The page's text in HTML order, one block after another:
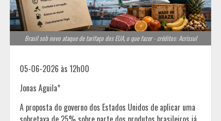
Brasil sob novo ataque de tarifaço dos EUA, o que fazer - créditos: Acrissul
05-06-2026 às 12h00
Jonas Aguila*
A proposta do governo dos Estados Unidos de aplicar uma